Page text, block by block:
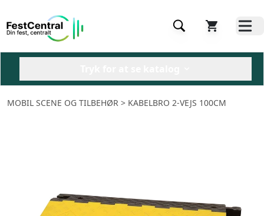
MOBIL SCENE OG TILBEHØR > KABELBRO 2-VEJS 100CM